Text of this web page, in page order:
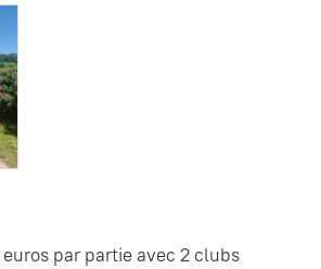
par partie avec 2 clubs